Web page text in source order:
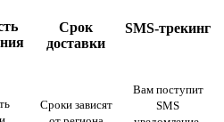
Срок
доставки
Сроки зависят
SMS-трекинг
Вам поступит
SMS